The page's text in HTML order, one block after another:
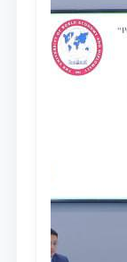
dayjesti